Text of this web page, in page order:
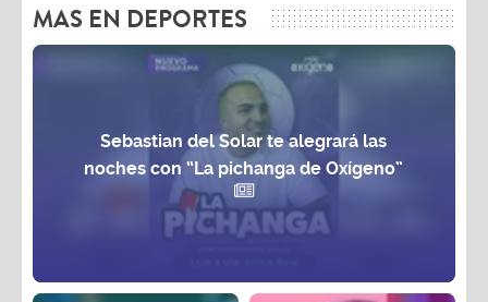
MAS EN DEPORTES
Sebastian del Solar te alegrará las
noches con “La pichanga de Oxígeno”